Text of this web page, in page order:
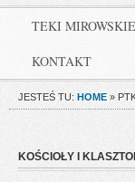
TEKI
KONTAKT
JESTEŚ TU: HOME »
KOŚCIOŁY I